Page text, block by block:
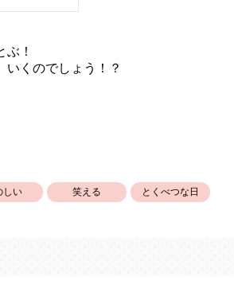
！
くのでしょう！？
しい 笑える とくべつな日